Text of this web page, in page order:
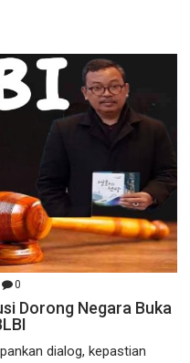
0
Dorong Negara Buka
dialog, kepastian